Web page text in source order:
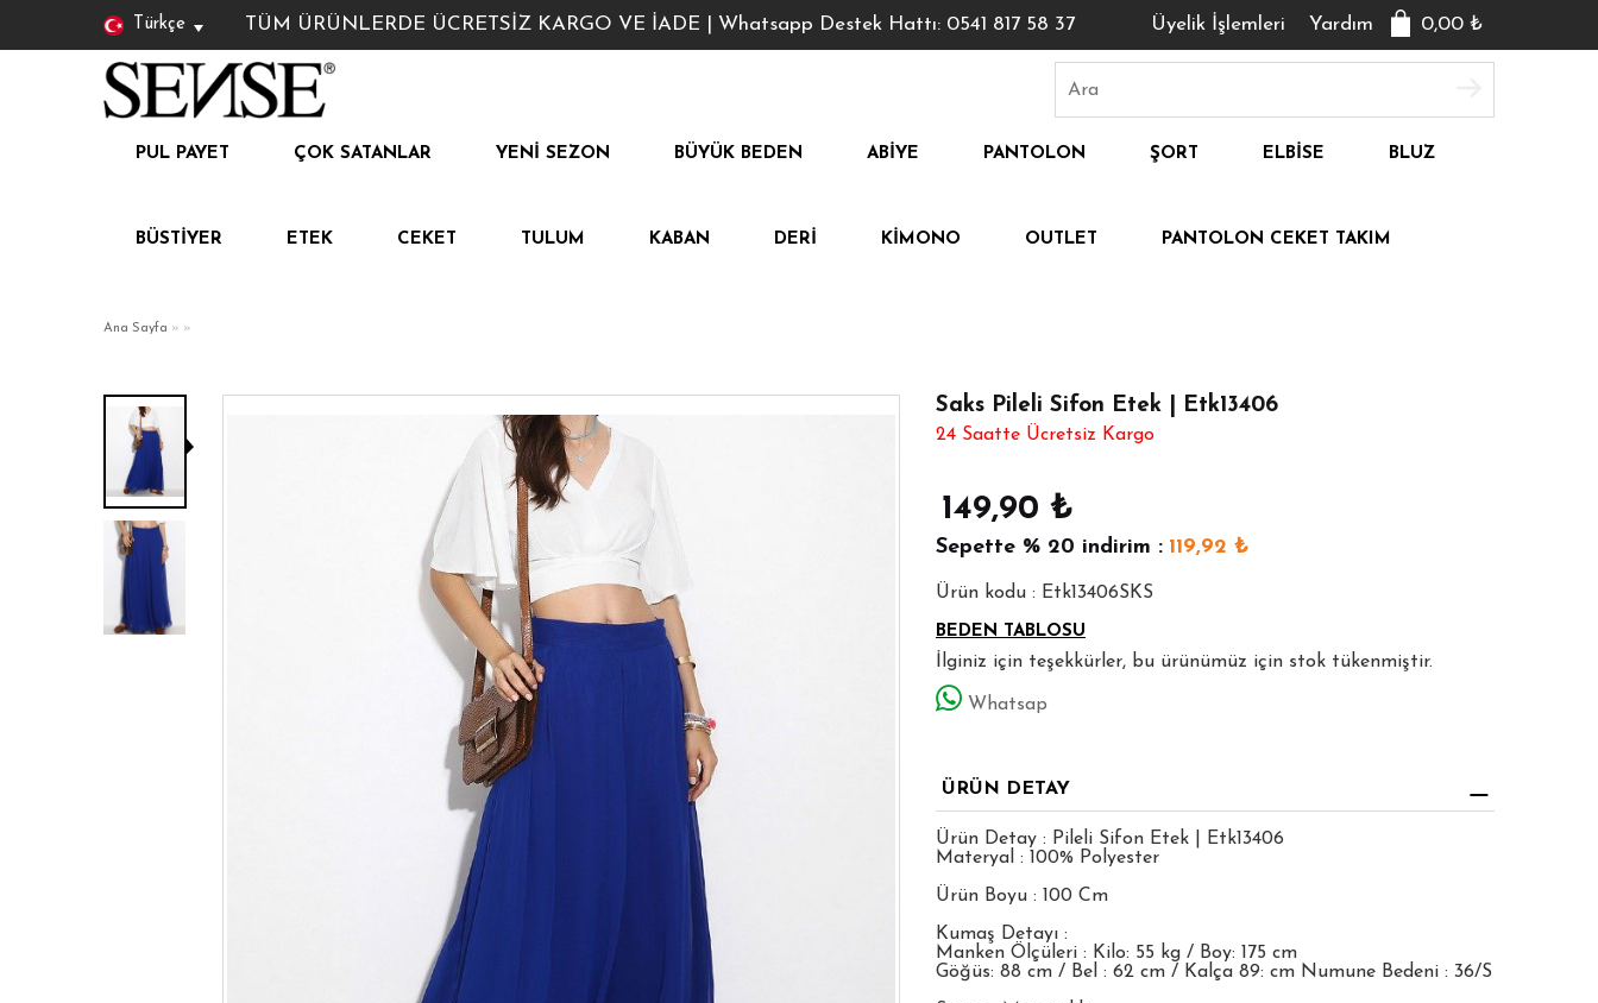
Türkçe TÜM ÜRÜNLERDE ÜCRETSİZ KARGO VE İADE | Whatsapp Destek Hattı: 0541 817 58 37 0,00 ₺
Yardım
Üyelik İşlemleri
PUL PAYET ÇOK SATANLAR YENI SEZON BÜYÜK BEDEN ABIYE PANTOLON ŞORT ELBISE BLUZ
BÜSTIYER ETEK CEKET TULUM KABAN DERI KIMONO OUTLET PANTOLON CEKET TAKIM
Ana Sayfa » »
Saks Pileli Sifon Etek | Etk13406
24 Saatte Ücretsiz Kargo
149,90 ₺
Sepette % 20 indirim : 119,92 ₺
Ürün kodu : Etk13406SKS
BEDEN TABLOSU
İlginiz için teşekkürler, bu ürünümüz için stok tükenmiştir.
Whatsap
ÜRÜN DETAY
Ürün Detay : Pileli Sifon Etek | Etk13406
Materyal : 100% Polyester
Ürün Boyu : 100 Cm
Kumaş Detayı :
Manken Ölçüleri : Kilo: 55 kg / Boy: 175 cm
Göğüs: 88 cm / Bel : 62 cm / Kalça 89: cm Numune Bedeni : 36/S